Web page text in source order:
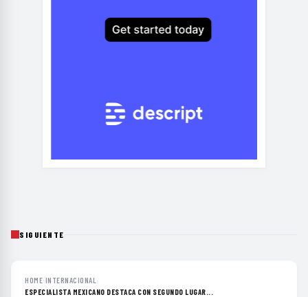
SIGUIENTE
HOME›INTERNACIONAL ›
ESPECIALISTA MEXICANO DESTACA CON SEGUNDO LUGAR...